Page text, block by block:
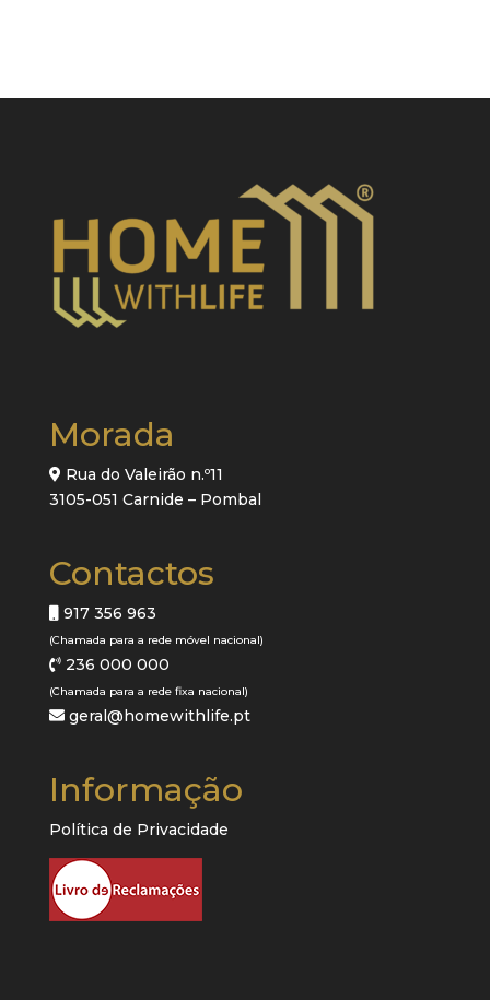
Morada
Rua do Valeirão n.º11
3105-051 Carnide – Pombal
Contactos
917 356 963
(Chamada para a rede móvel nacional)
236 000 000
(Chamada para a rede fixa nacional)
geral@homewithlife.pt
Informação
Política de Privacidade